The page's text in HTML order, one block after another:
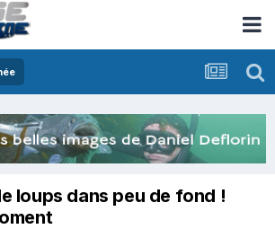
loups dans peu de fond !